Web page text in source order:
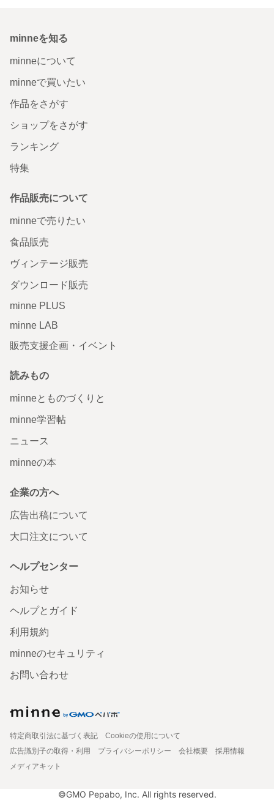
minneを知る
minneについて
minneで買いたい
作品をさがす
ショップをさがす
ランキング
特集
作品販売について
minneで売りたい
食品販売
ヴィンテージ販売
ダウンロード販売
minne PLUS
minne LAB
販売支援企画・イベント
読みもの
minneとものづくりと
minne学習帖
ニュース
minneの本
企業の方へ
広告出稿について
大口注文について
ヘルプセンター
お知らせ
ヘルプとガイド
利用規約
minneのセキュリティ
お問い合わせ
特定商取引法に基づく表記
Cookieの使用について
広告識別子の取得・利用
プライバシーポリシー 会社概要
採用情報
メディアキット
©GMO Pepabo, Inc. All rights reserved.